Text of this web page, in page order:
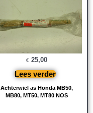
Achterwiel as Honda MB50,
MB80, MT50, MT80 NOS
€ 25,00
Lees verder